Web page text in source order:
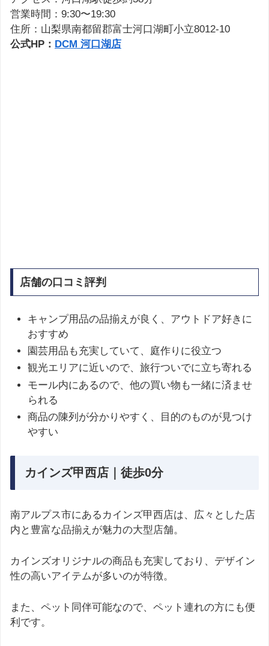
営業時間：9:30〜19:30
住所：山梨県南都留郡富士河口湖町小立8012-10
公式HP： DCM 河口湖店
店舗の口コミ評判
キャンプ用品の品揃えが良く、アウトドア好きに
おすすめ
園芸用品も充実していて、庭作りに役立つ
観光エリアに近いので、旅行ついでに立ち寄れる
モール内にあるので、他の買い物も一緒に済ませ
られる
商品の陳列が分かりやすく、目的のものが見つけ
やすい
カインズ甲西店｜徒歩0分
南アルプス市にあるカインズ甲西店は、広々とした店
内と豊富な品揃えが魅力の大型店舗。
カインズオリジナルの商品も充実しており、デザイン
性の高いアイテムが多いのが特徴。
また、ペット同伴可能なので、ペット連れの方にも便
利です。